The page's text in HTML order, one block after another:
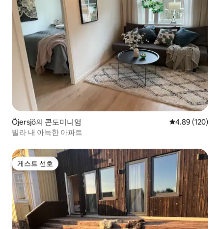
Öjersjö의 콘도미니엄 평점 4.89점(5
4.89 (120)
빌라 내 아늑한 아파트
게스트 선호
게스트 선호